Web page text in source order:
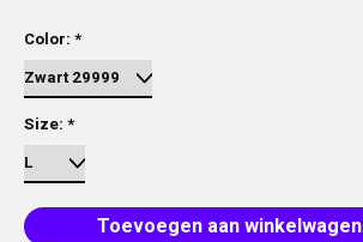
Color: *
Size: *
Toevoegen aan winkelwagen